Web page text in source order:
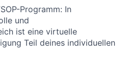
Programm: In
und
ist eine virtuelle
Teil deines individuellen